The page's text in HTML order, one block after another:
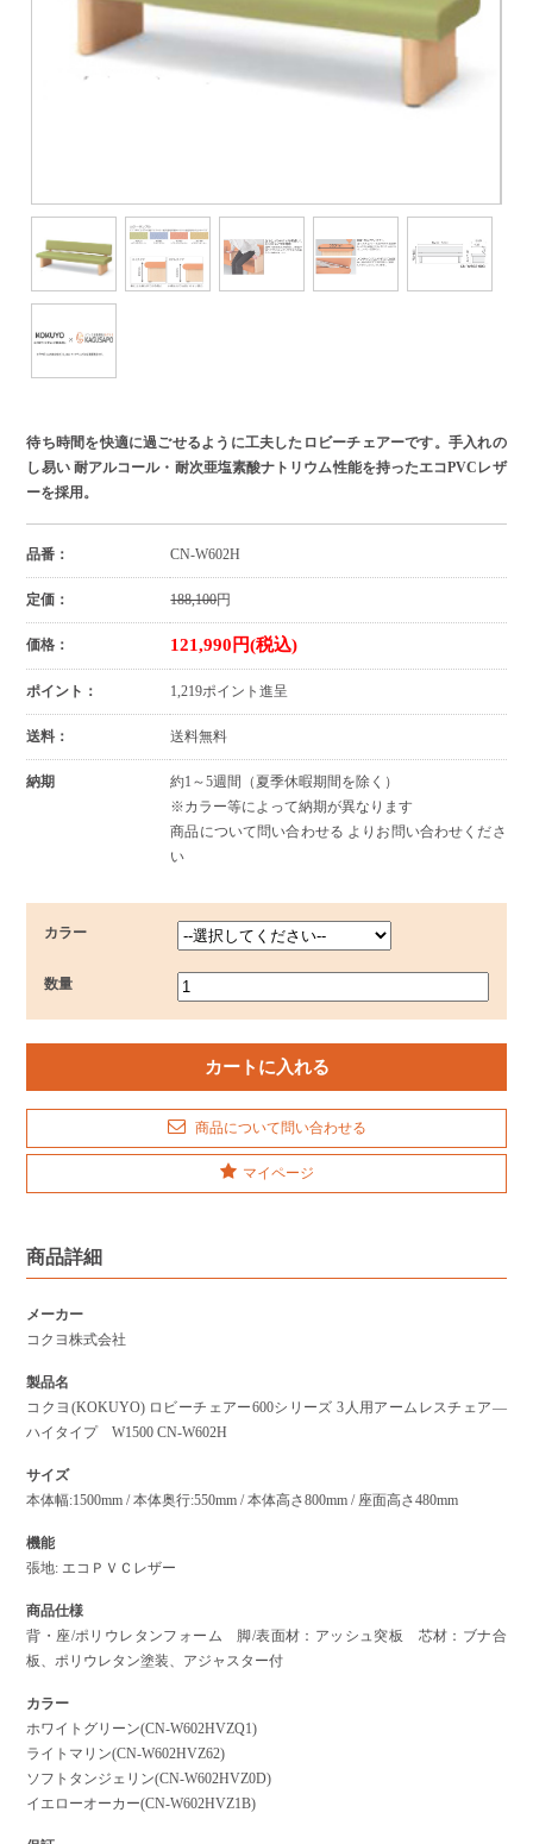
待ち時間を快適に過ごせるように工夫したロビーチェアーです。手入れの
し易い 耐アルコール・耐次亜塩素酸ナトリウム性能を持ったエコPVCレザ
ーを採用。
品番： CN-W602H
定価： 188,100円
価格： 121,990円(税込)
ポイント： 1,219ポイント進呈
送料： 送料無料
納期
約1～5週間（夏季休暇期間を除く）
※カラー等によって納期が異なります
商品について問い合わせる よりお問い合わせくださ
い
カラー
数量
商品について問い合わせる
マイページ
商品詳細
メーカー
コクヨ株式会社
製品名
コクヨ(KOKUYO) ロビーチェアー600シリーズ 3人用アームレスチェア―
ハイタイプ W1500 CN-W602H
サイズ
本体幅:1500mm / 本体奥行:550mm / 本体高さ800mm / 座面高さ480mm
機能
張地: エコＰＶＣレザー
商品仕様
背・座/ポリウレタンフォーム 脚/表面材：アッシュ突板 芯材：ブナ合
板、ポリウレタン塗装、アジャスター付
カラー
ホワイトグリーン(CN-W602HVZQ1)
ライトマリン(CN-W602HVZ62)
ソフトタンジェリン(CN-W602HVZ0D)
イエローオーカー(CN-W602HVZ1B)